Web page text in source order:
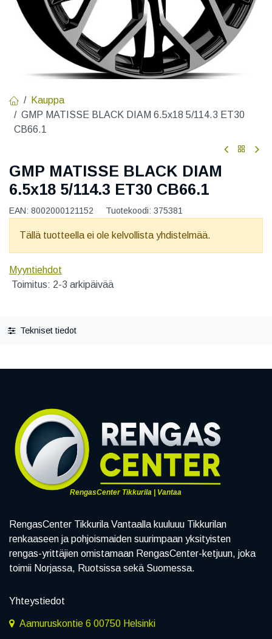
Kauppa
GMP MATISSE BLACK DIAM 6.5x18 5/114.3 ET30
CB66.1
GMP MATISSE BLACK DIAM
6.5x18 5/114.3 ET30 CB66.1
EAN: 8002000121152 Tuotekoodi: 375381
Tällä tuotteella ei ole kelvollista yhdistelmää.
Myyntiehdot
Toimitus: 2-3 arkipäivää
Tekniset tiedot
RengasCenter Tikkurila | Vantaa
RengasCenter Tikkurila Vantaalla kuuluuu Tikkurilan
renkaaseen ja pohjoismaiden suurimpaan yksityisten
rengas-yrittäjien omistamaan RengasCenter-ketjuun, joka
toimii Norjassa, Ruotsissa sekä Suomessa.
Yhteystiedot
Aamuruskontie 6 00750 Helsinki